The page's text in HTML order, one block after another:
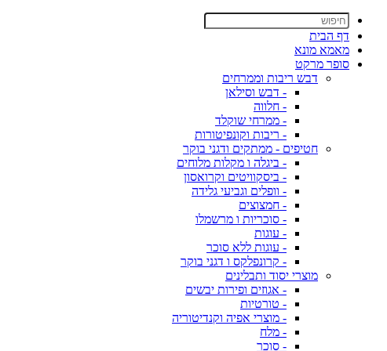
דף הבית
מאמא מונא
סופר מרקט
דבש ריבות וממרחים
- דבש וסילאן
- חלווה
- ממרחי שוקלד
- ריבות וקונפיטורות
חטיפים - ממתקים ודגני בוקר
- ביגלה ו מקלות מלוחים
- ביסקוויטים וקרואסון
- וופלים וגביעי גלידה
- חמצוצים
- סוכריות ו מרשמלו
- עוגות
- עוגות ללא סוכר
- קרונפלקס ו דגני בוקר
מוצרי יסוד ותבלינים
- אגוזים ופירות יבשים
- טורטיות
- מוצרי אפיה וקנדיטוריה
- מלח
- סוכר